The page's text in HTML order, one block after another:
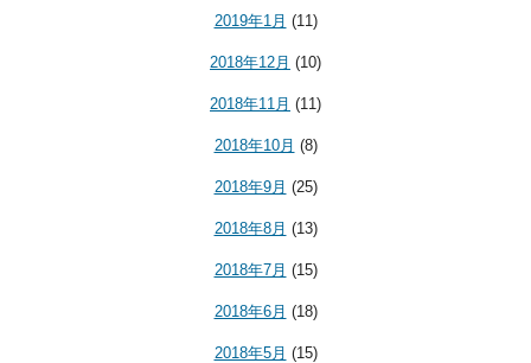
2019年1月 (11)
2018年12月 (10)
2018年11月 (11)
2018年10月 (8)
2018年9月 (25)
2018年8月 (13)
2018年7月 (15)
2018年6月 (18)
2018年5月 (15)